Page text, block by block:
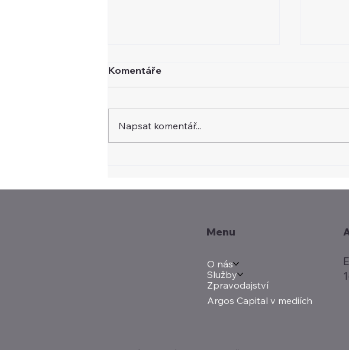
Menu
O nás
Služby
Zpravodajství
Argos Capital v mediích
probrali financování obcí
bude
Komentáře
Napsat komentář...